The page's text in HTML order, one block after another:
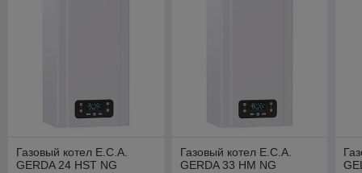
Газовый котел E.C.A.
GERDA 24 HST NG
Газовый котел E.C.A.
GERDA 33 HM NG